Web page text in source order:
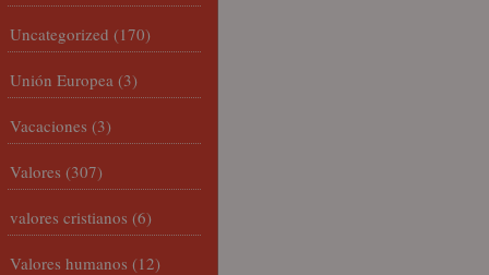
Uncategorized (170)
Unión Europea (3)
Vacaciones (3)
Valores (307)
valores cristianos (6)
Valores humanos (12)